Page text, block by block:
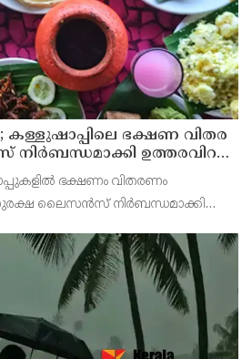
ക​ള്ളു​ഷാ​പ്പി​ലെ ഭ​ക്ഷ​ണ വി​ത​ര​
ഉ​ത്ത​ര​വി​റ​
ഭക്ഷണം വിതരണം
ലൈസൻസ് നിർബന്ധമാക്കി
ഭക്ഷണം വിതരണം